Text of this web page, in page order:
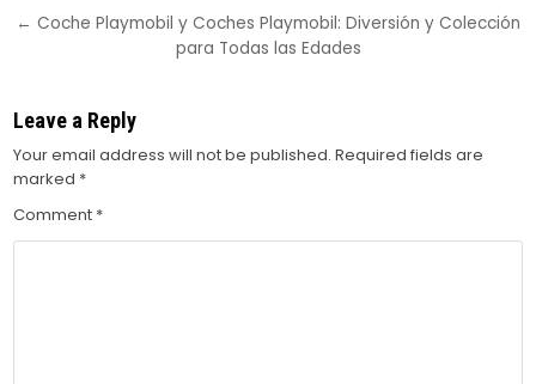
← Coche Playmobil y Coches Playmobil: Diversión y Colección
para Todas las Edades
Leave a Reply
Your email address will not be published. Required fields are
marked *
Comment *